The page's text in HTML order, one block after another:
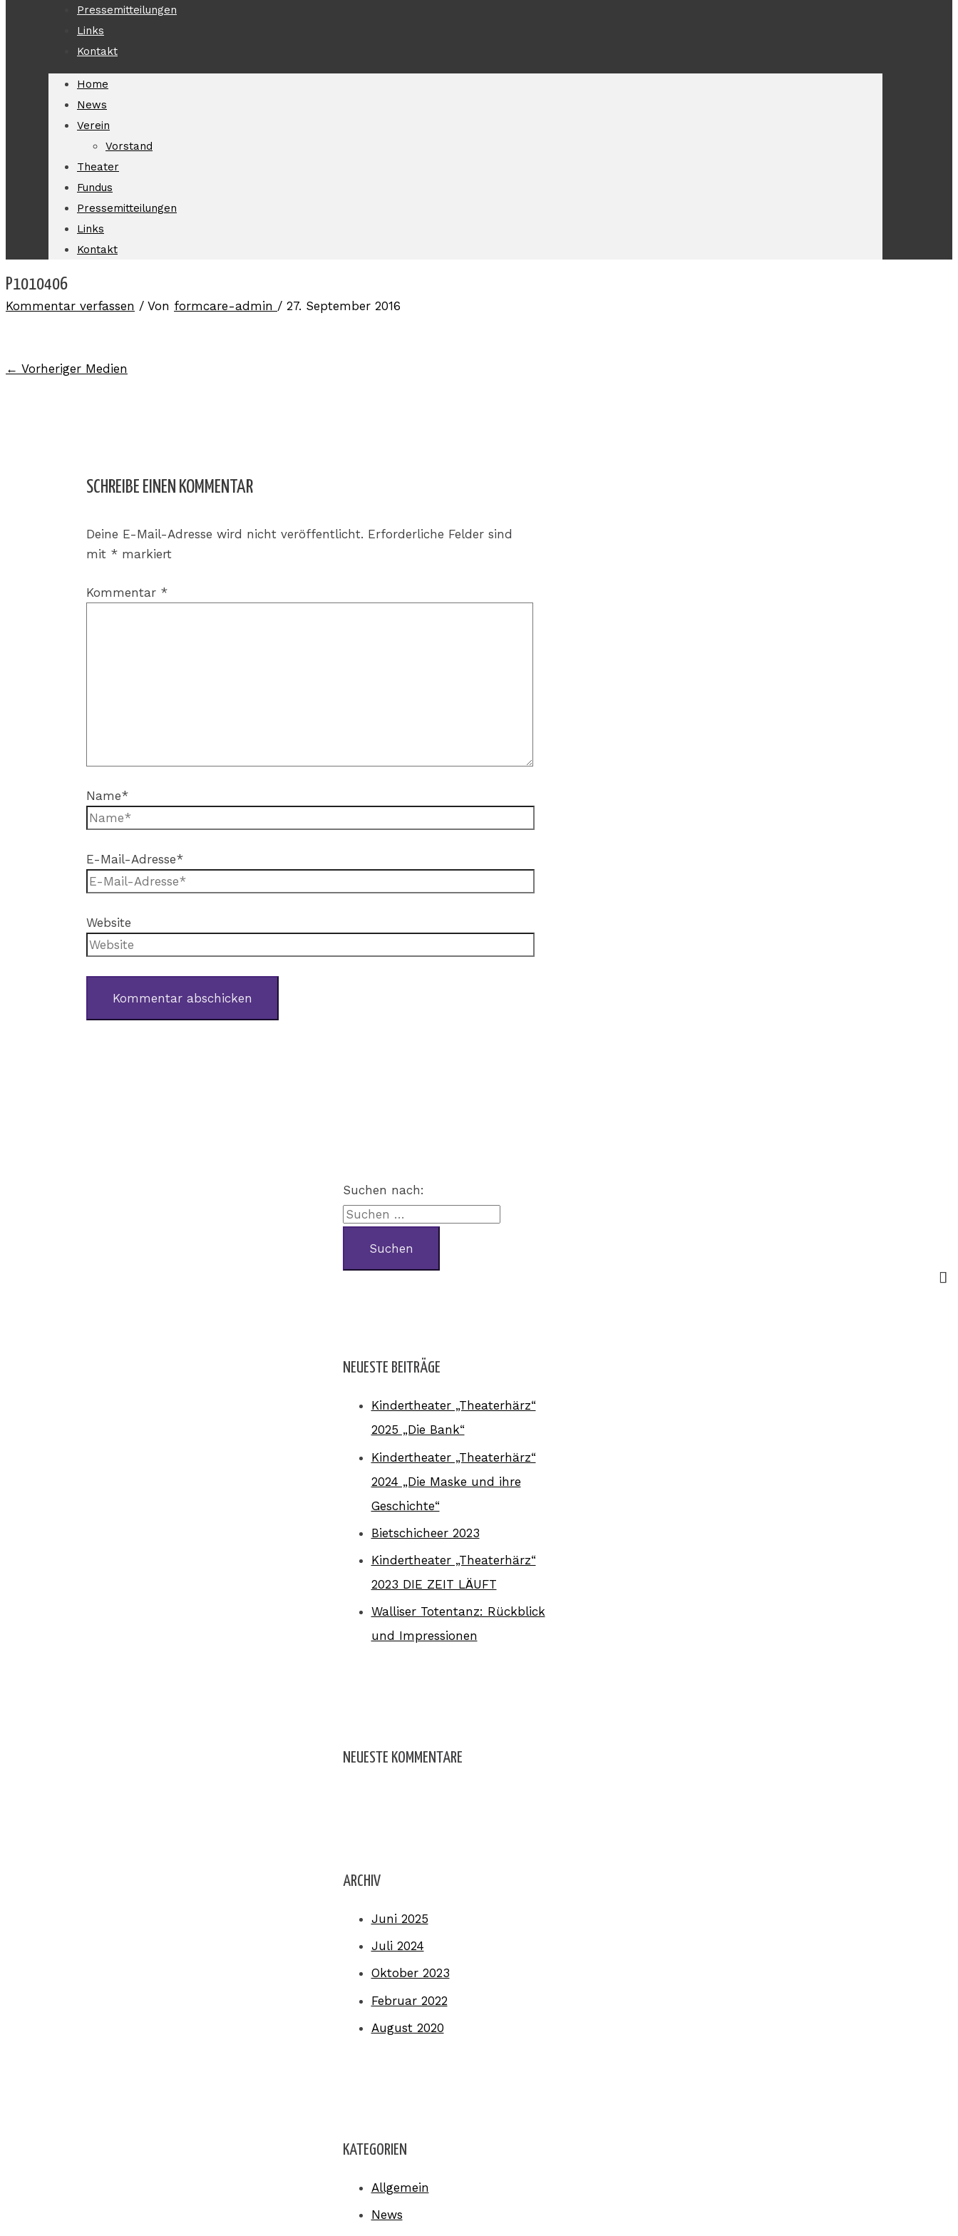
Pressemitteilungen
Links
Kontakt
Home
News
Verein
Vorstand
Theater
Fundus
Pressemitteilungen
Links
Kontakt
P1010406
Kommentar verfassen / Von formcare-admin / 27. September 2016
← Vorheriger Medien
SCHREIBE EINEN KOMMENTAR
Deine E-Mail-Adresse wird nicht veröffentlicht. Erforderliche Felder sind
mit * markiert
Kommentar *
Name*
E-Mail-Adresse*
Website
Suchen nach:
NEUESTE BEITRÄGE
Kindertheater „Theaterhärz“
2025 „Die Bank“
Kindertheater „Theaterhärz“
2024 „Die Maske und ihre
Geschichte“
Bietschicheer 2023
Kindertheater „Theaterhärz“
2023 DIE ZEIT LÄUFT
Walliser Totentanz: Rückblick
und Impressionen
NEUESTE KOMMENTARE
ARCHIV
Juni 2025
Juli 2024
Oktober 2023
Februar 2022
August 2020
KATEGORIEN
Allgemein
News